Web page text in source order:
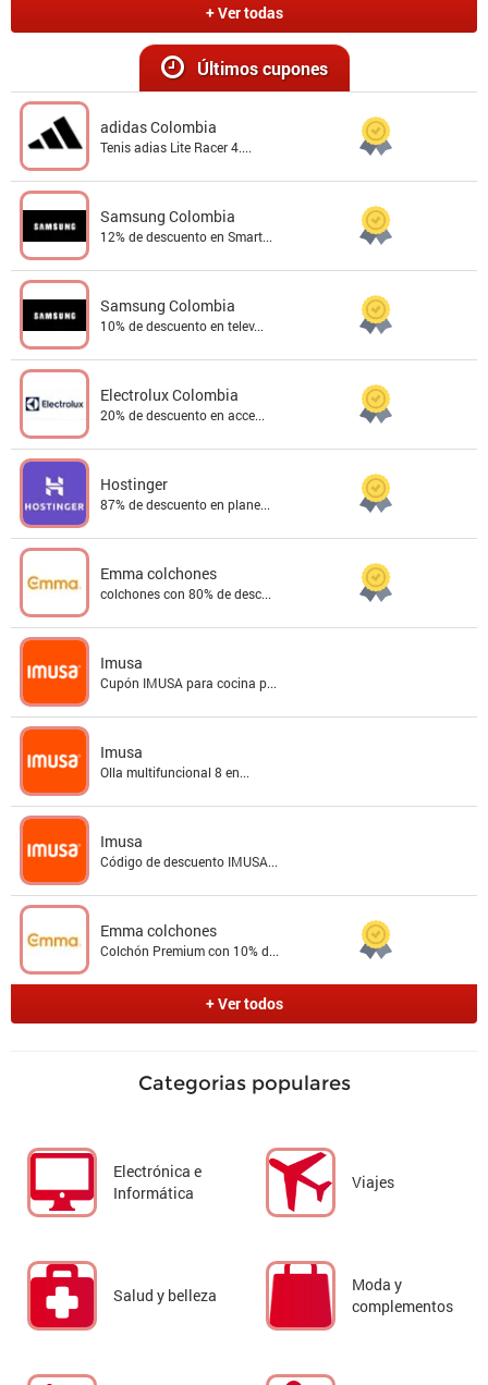
+ Ver todas
Últimos cupones
adidas Colombia
Tenis adias Lite Racer 4....
Samsung Colombia
12% de descuento en Smart...
Samsung Colombia
10% de descuento en telev...
Electrolux Colombia
20% de descuento en acce...
Hostinger
87% de descuento en plane...
Emma colchones
colchones con 80% de desc...
Imusa
Cupón IMUSA para cocina p...
Imusa
Olla multifuncional 8 en...
Imusa
Código de descuento IMUSA...
Emma colchones
Colchón Premium con 10% d...
+ Ver todos
Categorias populares
Electrónica e
Informática
Viajes
Salud y belleza
Moda y
complementos